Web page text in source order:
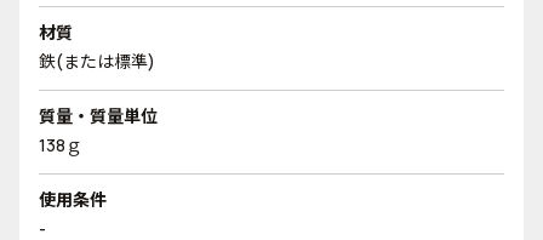
材質
鉄(または標準)
質量・質量単位
138ｇ
使用条件
-